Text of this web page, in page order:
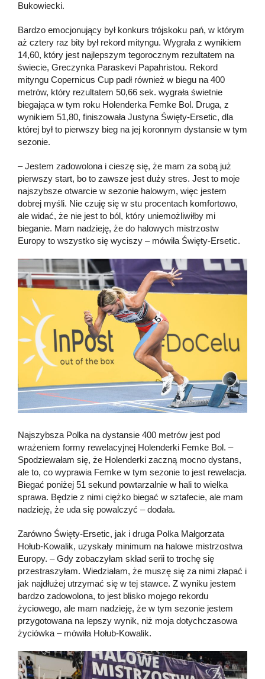
Bukowiecki.
Bardzo emocjonujący był konkurs trójskoku pań, w którym
aż cztery raz bity był rekord mityngu. Wygrała z wynikiem
14,60, który jest najlepszym tegorocznym rezultatem na
świecie, Greczynka Paraskevi Papahristou. Rekord
mityngu Copernicus Cup padł również w biegu na 400
metrów, który rezultatem 50,66 sek. wygrała świetnie
biegająca w tym roku Holenderka Femke Bol. Druga, z
wynikiem 51,80, finiszowała Justyna Święty-Ersetic, dla
której był to pierwszy bieg na jej koronnym dystansie w tym
sezonie.
– Jestem zadowolona i cieszę się, że mam za sobą już
pierwszy start, bo to zawsze jest duży stres. Jest to moje
najszybsze otwarcie w sezonie halowym, więc jestem
dobrej myśli. Nie czuję się w stu procentach komfortowo,
ale widać, że nie jest to ból, który uniemożliwiłby mi
bieganie. Mam nadzieję, że do halowych mistrzostw
Europy to wszystko się wyciszy – mówiła Święty-Ersetic.
Najszybsza Polka na dystansie 400 metrów jest pod
wrażeniem formy rewelacyjnej Holenderki Femke Bol. –
Spodziewałam się, że Holenderki zaczną mocno dystans,
ale to, co wyprawia Femke w tym sezonie to jest rewelacja.
Biegać poniżej 51 sekund powtarzalnie w hali to wielka
sprawa. Będzie z nimi ciężko biegać w sztafecie, ale mam
nadzieję, że uda się powalczyć – dodała.
Zarówno Święty-Ersetic, jak i druga Polka Małgorzata
Hołub-Kowalik, uzyskały minimum na halowe mistrzostwa
Europy. – Gdy zobaczyłam skład serii to trochę się
przestraszyłam. Wiedziałam, że muszę się za nimi złapać i
jak najdłużej utrzymać się w tej stawce. Z wyniku jestem
bardzo zadowolona, to jest blisko mojego rekordu
życiowego, ale mam nadzieję, że w tym sezonie jestem
przygotowana na lepszy wynik, niż moja dotychczasowa
życiówka – mówiła Hołub-Kowalik.